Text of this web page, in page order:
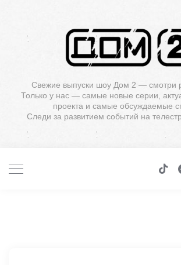
Свежие выпуски шоу Дом 2 — смотри
Только у нас — самые новые серии,
проекта и самые обсуждаемые
Следи за развитием событий на